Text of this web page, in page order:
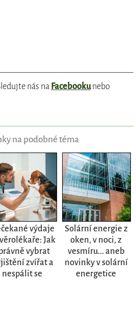
nás na Facebookunebo
na podobné téma
výdaje
Jak
vybrat
zvířat a
nespálit se
Solární energie z
oken, v noci, z
vesmíru... aneb
novinky v solární
energetice